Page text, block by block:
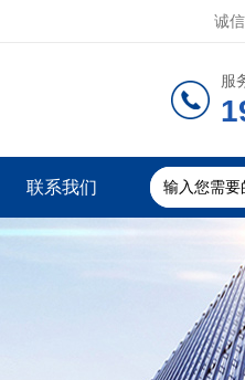
诚
服
联系我们